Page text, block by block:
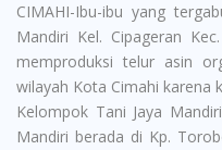
CIMAHI-Ibu-ibu yang
Mandiri Kel. Cipageran
memproduksi telur asin
wilayah Kota Cimahi karena
Kelompok Tani Jaya
Mandiri berada di Kp.